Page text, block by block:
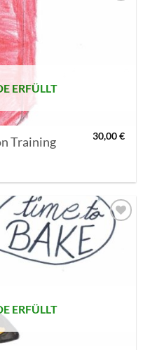
ERFÜLLT
Training
30,00€
AUF MEINE
MERKLISTE
SETZEN
ERFÜLLT